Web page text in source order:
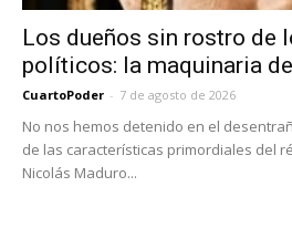
Los dueños sin rostro de
políticos: la maquinaria
CuartoPoder - 7 de agosto de 2026
No nos hemos detenido en el
de las características primordiales del
Nicolás Maduro...